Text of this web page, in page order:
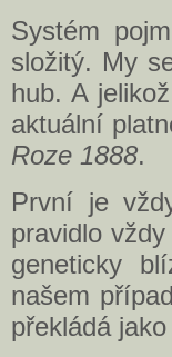
Systém
složitý. My
hub. A
aktuální
Roze 1888.
První je
pravidlo
geneticky
našem
překládá